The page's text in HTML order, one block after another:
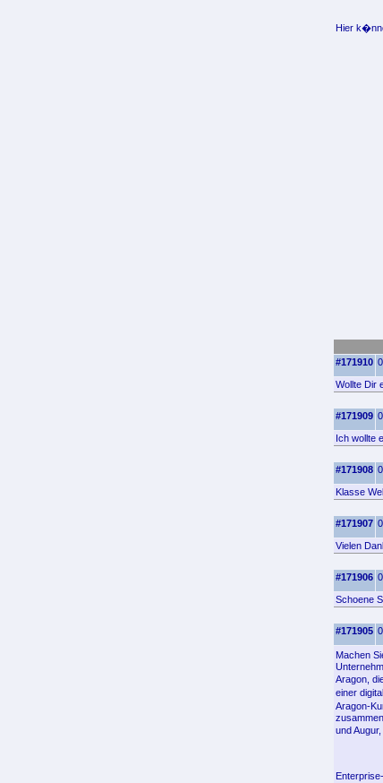
Hier
#171910
Wollte Dir
#171909
Ich wollte
#171908
Klasse
#171907
Vielen
#171906
Schoene
#171905
Machen
Aragon,
einer
Aragon-
und